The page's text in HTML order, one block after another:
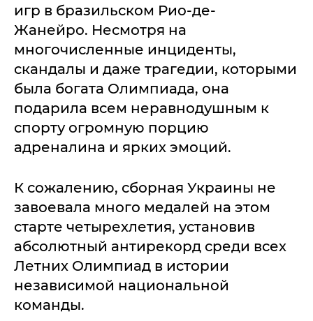
игр в бразильском Рио-де-
Жанейро. Несмотря на
многочисленные инциденты,
скандалы и даже трагедии, которыми
была богата Олимпиада, она
подарила всем неравнодушным к
спорту огромную порцию
адреналина и ярких эмоций.
К сожалению, сборная Украины не
завоевала много медалей на этом
старте четырехлетия, установив
абсолютный антирекорд среди всех
Летних Олимпиад в истории
независимой национальной
команды.